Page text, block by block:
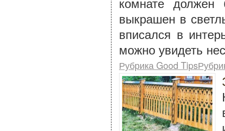
выкрашен в
вписался в
можно увидеть
Рубрика Good